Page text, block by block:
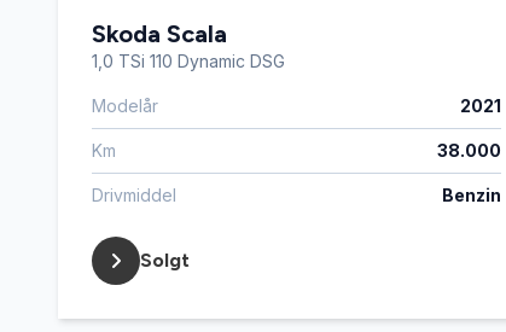
Skoda Scala
1,0 TSi 110 Dynamic DSG
Modelår 2021
Km 38.000
Drivmiddel Benzin
Solgt